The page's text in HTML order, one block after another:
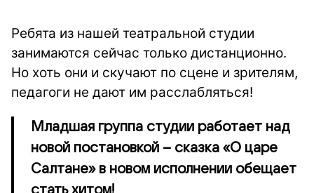
Ребята из нашей театральной студии
занимаются сейчас только дистанционно.
Но хоть они и скучают по сцене и зрителям,
педагоги не дают им расслабляться!
Младшая группа студии работает над
новой постановкой – сказка «О царе
Салтане» в новом исполнении обещает